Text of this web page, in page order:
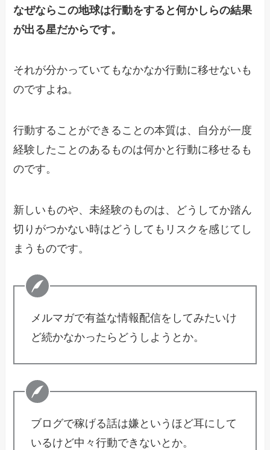
なぜならこの地球は行動をすると何かしらの結果
が出る星だからです。
それが分かっていてもなかなか行動に移せないも
のですよね。
行動することができることの本質は、自分が一度
経験したことのあるものは何かと行動に移せるも
のです。
新しいものや、未経験のものは、どうしてか踏ん
切りがつかない時はどうしてもリスクを感じてし
まうものです。
メルマガで有益な情報配信をしてみたいけ
ど続かなかったらどうしようとか。
ブログで稼げる話は嫌というほど耳にして
いるけど中々行動できないとか。